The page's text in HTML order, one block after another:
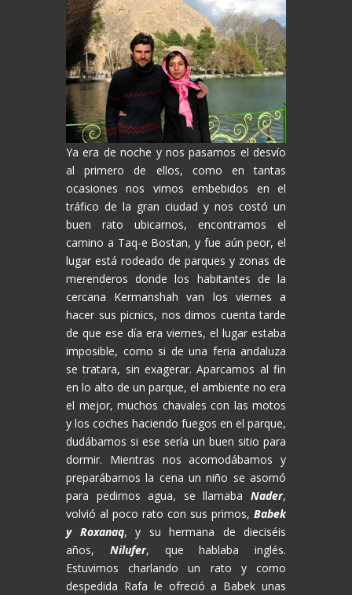
Ya era de noche y nos pasamos el desvío
al primero de ellos, como en tantas
ocasiones nos vimos embebidos en el
tráfico de la gran ciudad y nos costó un
buen rato ubicarnos, encontramos el
camino a Taq-e Bostan, y fue aún peor, el
lugar está rodeado de parques y zonas de
merenderos donde los habitantes de la
cercana Kermanshah van los viernes a
hacer sus picnics, nos dimos cuenta tarde
de que ese día era viernes, el lugar estaba
imposible, como si de una feria andaluza
se tratara, sin exagerar. Aparcamos al fin
en lo alto de un parque, el ambiente no era
el mejor, muchos chavales con las motos
y los coches haciendo fuegos en el parque,
dudábamos si ese sería un buen sitio para
dormir. Mientras nos acomodábamos y
preparábamos la cena un niño se asomó
para pedirnos agua, se llamaba Nader,
volvió al poco rato con sus primos, Babek
y Roxanaq, y su hermana de dieciséis
años, Nilufer, que hablaba inglés.
Estuvimos charlando un rato y como
despedida Rafa le ofreció a Babek unas